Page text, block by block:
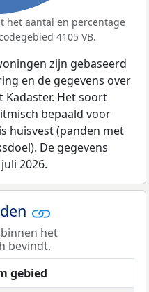
het aantal en percentage
4105 VB.
zijn gebaseerd
en de gegevens over
Kadaster. Het soort
bepaald voor
huisvest (panden met
De gegevens
2026.
het
bevindt.
gebied